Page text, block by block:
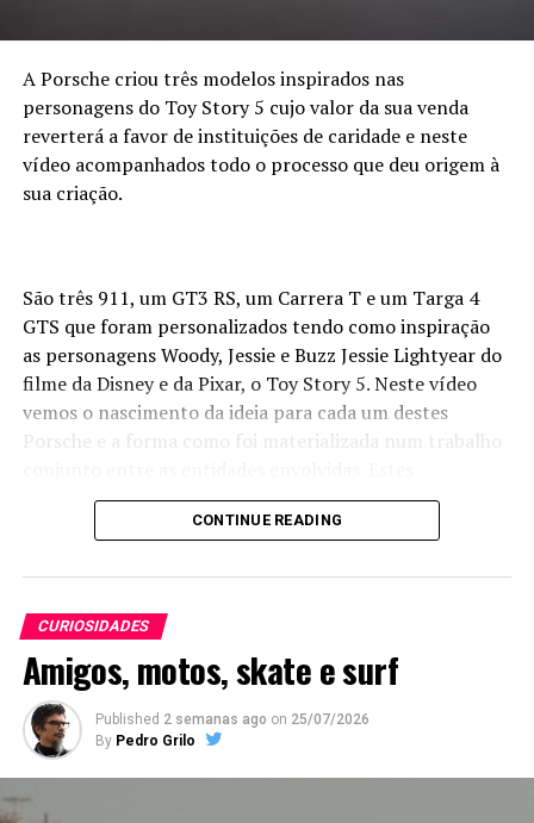
A Porsche criou três modelos inspirados nas
personagens do Toy Story 5 cujo valor da sua venda
reverterá a favor de instituições de caridade e neste
vídeo acompanhados todo o processo que deu origem à
sua criação.
São três 911, um GT3 RS, um Carrera T e um Targa 4
GTS que foram personalizados tendo como inspiração
as personagens Woody, Jessie e Buzz Jessie Lightyear do
filme da Disney e da Pixar, o Toy Story 5. Neste vídeo
vemos o nascimento da ideia para cada um destes
Porsche e a forma como foi materializada num trabalho
desportivos serão vendidos e o valor angariado será
doado à Cruz Vermelha Americana, à Starlight
America.
CONTINUE READING
CURIOSIDADES
Amigos, motos, skate e surf
Published 2 semanas ago on 25/07/2026
By Pedro Grilo